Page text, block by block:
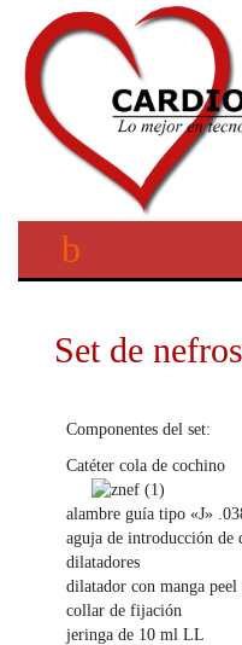
Set de
Componentes del set:
Catéter cola de cochino
alambre guía tipo «J»
aguja de introducción
dilatadores
dilatador con manga peel
collar de fijación
jeringa de 10 ml LL